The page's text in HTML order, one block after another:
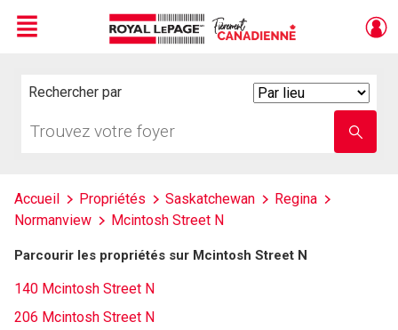
Menu
Rechercher par
votre
nom
Accueil Propriétés Saskatchewan
Regina
Normanview
Mcintosh Street N
Parcourir les propriétés sur Mcintosh Street N
140 Mcintosh Street N
206 Mcintosh Street N